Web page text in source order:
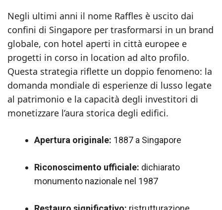
Negli ultimi anni il nome Raffles è uscito dai
confini di Singapore per trasformarsi in un brand
globale, con hotel aperti in città europee e
progetti in corso in location ad alto profilo.
Questa strategia riflette un doppio fenomeno: la
domanda mondiale di esperienze di lusso legate
al patrimonio e la capacità degli investitori di
monetizzare l’aura storica degli edifici.
Apertura originale: 1887 a Singapore
Riconoscimento ufficiale: dichiarato
monumento nazionale nel 1987